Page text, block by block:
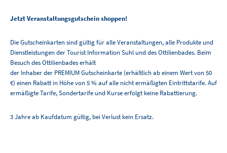
Jetzt Veranstaltungsgutschein shoppen!
Die Gutscheinkarten sind gültig für alle Veranstaltungen, alle Produkte und
Dienstleistungen der Tourist Information Suhl und des Ottilienbades. Beim
Besuch des Ottilienbades erhält
der Inhaber der PREMIUM Gutscheinkarte (erhältlich ab einem Wert von 50
€) einen Rabatt in Höhe von 5 % auf alle nicht ermäßigten Eintrittstarife. Auf
ermäßigte Tarife, Sondertarife und Kurse erfolgt keine Rabattierung.
3 Jahre ab Kaufdatum gültig, bei Verlust kein Ersatz.